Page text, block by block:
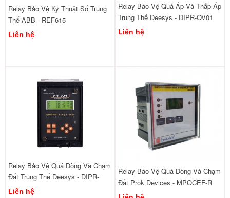
Relay Bảo Vệ Kỹ Thuật Số Trung
Thế ABB - REF615
Liên hệ
Relay Bảo Vệ Quá Áp Và Thấp Áp
Trung Thế Deesys - DIPR-OV01
Liên hệ
Relay Bảo Vệ Quá Dòng Và Chạm
Đất Trung Thế Deesys - DIPR-
OC01
Liên hệ
Relay Bảo Vệ Quá Dòng Và Chạm
Đất Prok Devices - MPOCEF-R